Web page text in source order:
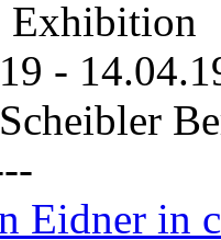
Exhibition
-
Eidner in